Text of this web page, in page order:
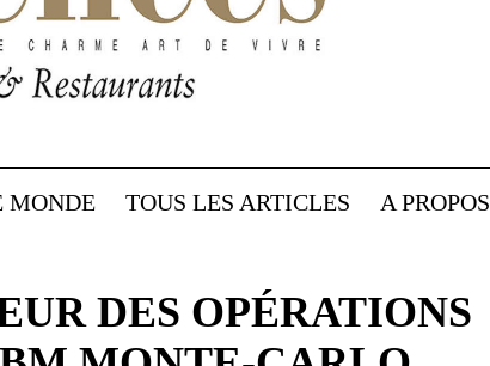
MONDE TOUS LES ARTICLES A PROPOS
DES OPÉRATIONS